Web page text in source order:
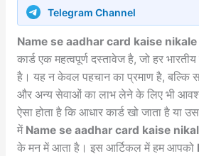
Telegram Channel
Name se aadhar card kaise nikale
कार्ड एक महत्वपूर्ण दस्तावेज है, जो हर
है। यह न केवल पहचान का प्रमाण है, बल्कि
और अन्य सेवाओं का लाभ लेने के लिए भी
ऐसा होता है कि आधार कार्ड खो जाता है या
में Name se aadhar card kaise
के मन में आता है। इस आर्टिकल में हम आपको